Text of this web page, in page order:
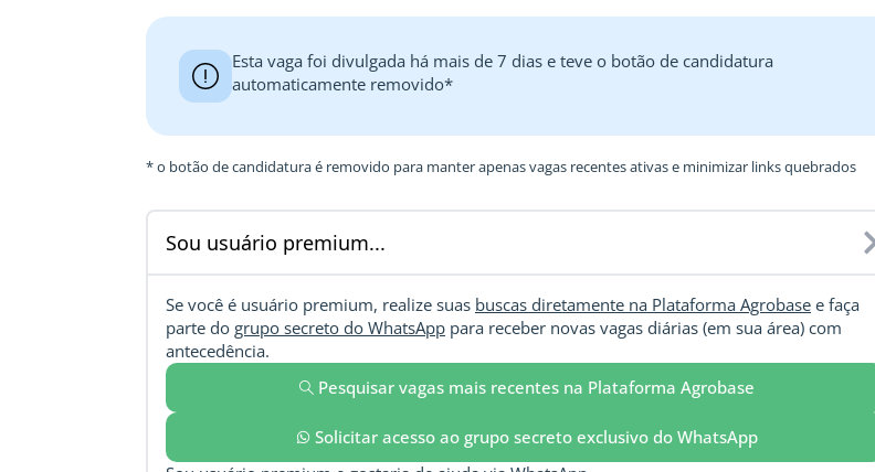
Esta vaga foi divulgada há mais de 7 dias e teve o botão de candidatura
automaticamente removido*
* o botão de candidatura é removido para manter apenas vagas recentes ativas e minimizar links quebrados
Sou usuário premium...
Se você é usuário premium, realize suas buscas diretamente na Plataforma Agrobase e faça
parte do grupo secreto do WhatsApp para receber novas vagas diárias (em sua área) com
antecedência.
Pesquisar vagas mais recentes na Plataforma Agrobase
Solicitar acesso ao grupo secreto exclusivo do WhatsApp